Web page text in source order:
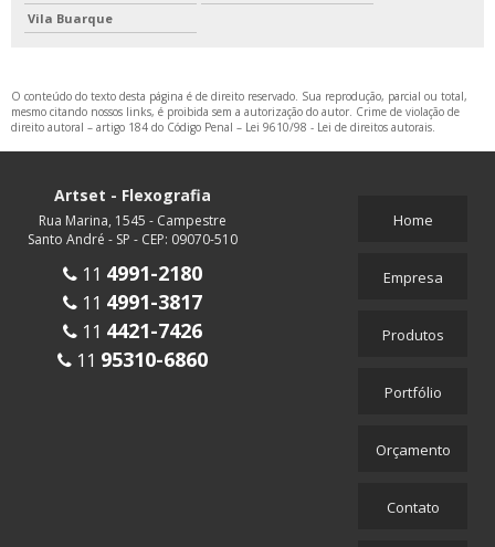
Vila Buarque
O conteúdo do texto desta página é de direito reservado. Sua reprodução, parcial ou total,
mesmo citando nossos links, é proibida sem a autorização do autor. Crime de violação de
direito autoral – artigo 184 do Código Penal – Lei 9610/98 - Lei de direitos autorais.
Artset - Flexografia
Rua Marina, 1545 - Campestre
Santo André - SP - CEP: 09070-510
11 4991-2180
11 4991-3817
11 4421-7426
11 95310-6860
Home
Empresa
Produtos
Portfólio
Orçamento
Contato